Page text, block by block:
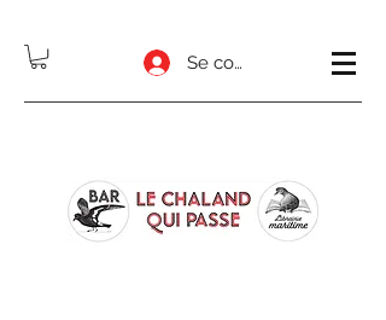
Se connecter